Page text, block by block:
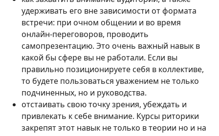
удерживать его вне зависимости от формата
встречи: при очном общении и во время
онлайн-переговоров, проводить
самопрезентацию. Это очень важный навык в
какой бы сфере вы не работали. Если вы
правильно позиционируете себя в коллективе,
то будете пользоваться уважением не только
подчиненных, но и руководства.
отстаивать свою точку зрения, убеждать и
привлекать к себе внимание. Курсы риторики
закрепят этот навык не только в теории но и на